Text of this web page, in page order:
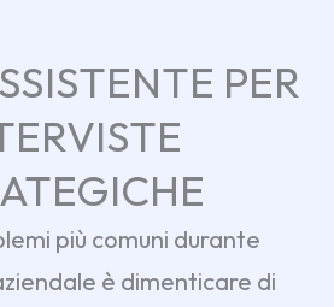
PER
più comuni durante
è dimenticare di